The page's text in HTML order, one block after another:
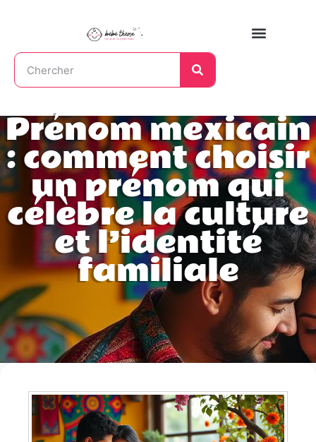
Prénom mexicain
: comment choisir
un prénom qui
célèbre la culture
et l’identité
familiale